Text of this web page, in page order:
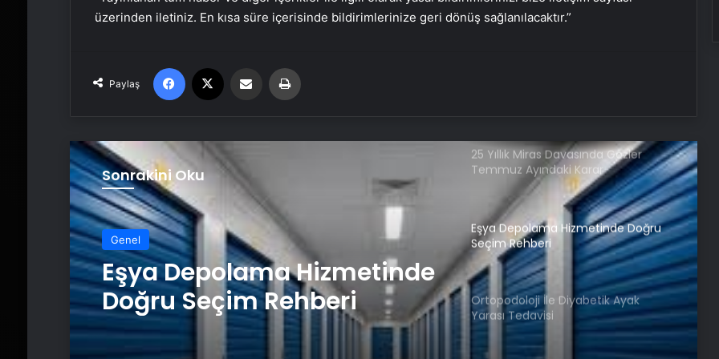
üzerinden iletiniz. En kısa süre içerisinde bildirimlerinize geri dönüş sağlanılacaktır.”
Paylaş
Facebook Email'den paylaş
Sonrakini Oku
Genel
Eşya Depolama Hizmetinde
Doğru Seçim Rehberi
Ankara rent a car
25 Yıllık Miras Davasında Gözler
Temmuz Ayındaki Karar
Duruşmasına Çevrildi
Eşya Depolama Hizmetinde Doğru
Seçim Rehberi
Ortopodoloji İle Diyabetik Ayak
Yarası Tedavisi